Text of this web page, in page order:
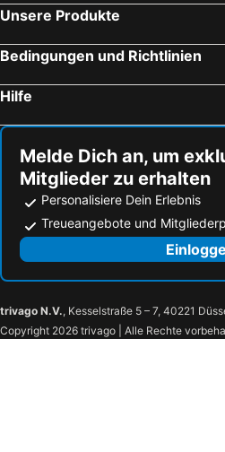
Unsere Produkte
Bedingungen und Richtlinien
Hilfe
Melde Dich an, um
Mitglieder zu erhalten
Personalisiere Dein Erlebnis
Treueangebote und
trivago N.V., Kesselstraße 5 – 7, 40221
Copyright 2026 trivago | Alle Rechte